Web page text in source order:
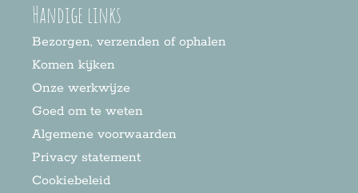
Handige links
Bezorgen, verzenden of ophalen
Komen kijken
Onze werkwijze
Goed om te weten
Algemene voorwaarden
Privacy statement
Cookiebeleid